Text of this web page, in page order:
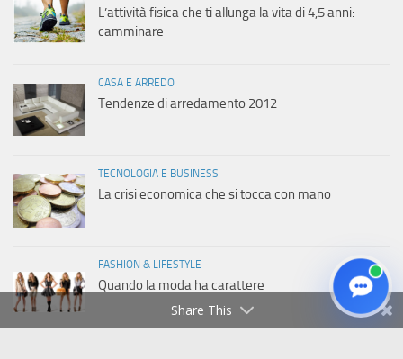
L’attività fisica che ti allunga la vita di 4,5 anni:
camminare
CASA E ARREDO
Tendenze di arredamento 2012
TECNOLOGIA E BUSINESS
La crisi economica che si tocca con mano
FASHION & LIFESTYLE
Quando la moda ha carattere
Share This